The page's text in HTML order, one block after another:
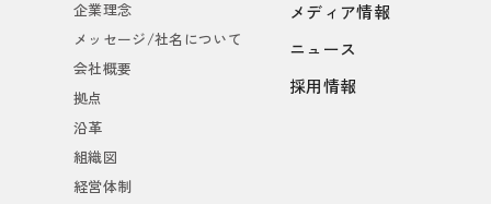
企業理念
メッセージ/社名について
会社概要
拠点
沿革
組織図
経営体制
メディア情報
ニュース
採用情報